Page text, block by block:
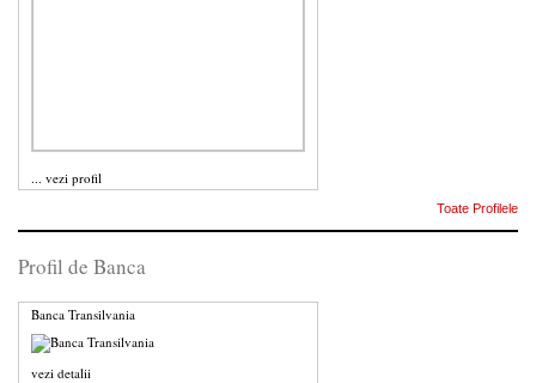
... vezi profil
Toate Profilele
Profil de Banca
Banca Transilvania
vezi detalii